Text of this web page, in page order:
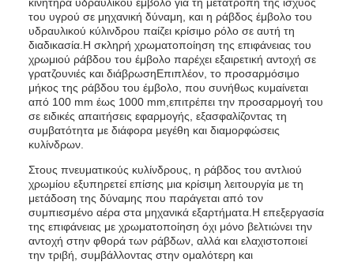
του υγρού σε μηχανική δύναμη, και η ράβδος έμβολο του
υδραυλικού κύλινδρου παίζει κρίσιμο ρόλο σε αυτή τη
διαδικασία.Η σκληρή χρωματοποίηση της επιφάνειας του
χρωμιού ράβδου του έμβολο παρέχει εξαιρετική αντοχή σε
γρατζουνιές και διάβρωσηΕπιπλέον, το προσαρμόσιμο
μήκος της ράβδου του έμβολο, που συνήθως κυμαίνεται
από 100 mm έως 1000 mm,επιτρέπει την προσαρμογή του
σε ειδικές απαιτήσεις εφαρμογής, εξασφαλίζοντας τη
συμβατότητα με διάφορα μεγέθη και διαμορφώσεις
κυλίνδρων.
Στους πνευματικούς κυλίνδρους, η ράβδος του αντλιού
χρωμίου εξυπηρετεί επίσης μια κρίσιμη λειτουργία με τη
μετάδοση της δύναμης που παράγεται από τον
συμπιεσμένο αέρα στα μηχανικά εξαρτήματα.Η επεξεργασία
της επιφάνειας με χρωματοποίηση όχι μόνο βελτιώνει την
αντοχή στην φθορά των ράβδων, αλλά και ελαχιστοποιεί
την τριβή, συμβάλλοντας στην ομαλότερη και